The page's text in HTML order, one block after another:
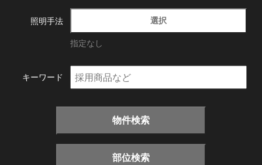
照明手法 選択
指定なし
キーワード
物件検索
部位検索